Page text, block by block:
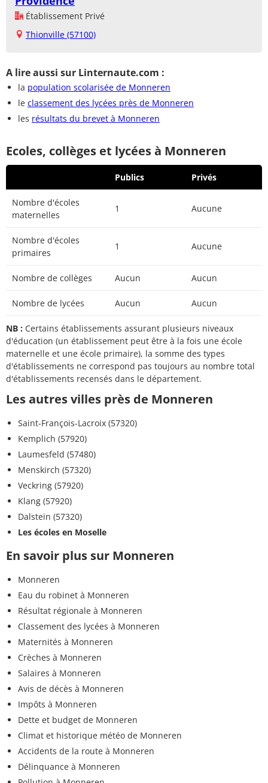
Établissement Privé
Thionville (57100)
A lire aussi sur Linternaute.com :
la population scolarisée de Monneren
le classement des lycées près de Monneren
les résultats du brevet à Monneren
Ecoles, collèges et lycées à Monneren
Publics Privés
Nombre d'écoles
maternelles
1 Aucune
Nombre d'écoles
primaires
1 Aucune
Nombre de collèges Aucun Aucun
Nombre de lycées Aucun Aucun
NB : Certains établissements assurant plusieurs niveaux
d'éducation (un établissement peut être à la fois une école
maternelle et une école primaire), la somme des types
d'établissements ne correspond pas toujours au nombre total
d'établissements recensés dans le département.
Les autres villes près de Monneren
Saint-François-Lacroix (57320)
Kemplich (57920)
Laumesfeld (57480)
Menskirch (57320)
Veckring (57920)
Klang (57920)
Dalstein (57320)
Les écoles en Moselle
En savoir plus sur Monneren
Monneren
Eau du robinet à Monneren
Résultat régionale à Monneren
Classement des lycées à Monneren
Maternités à Monneren
Crèches à Monneren
Salaires à Monneren
Avis de décès à Monneren
Impôts à Monneren
Dette et budget de Monneren
Climat et historique météo de Monneren
Accidents de la route à Monneren
Délinquance à Monneren